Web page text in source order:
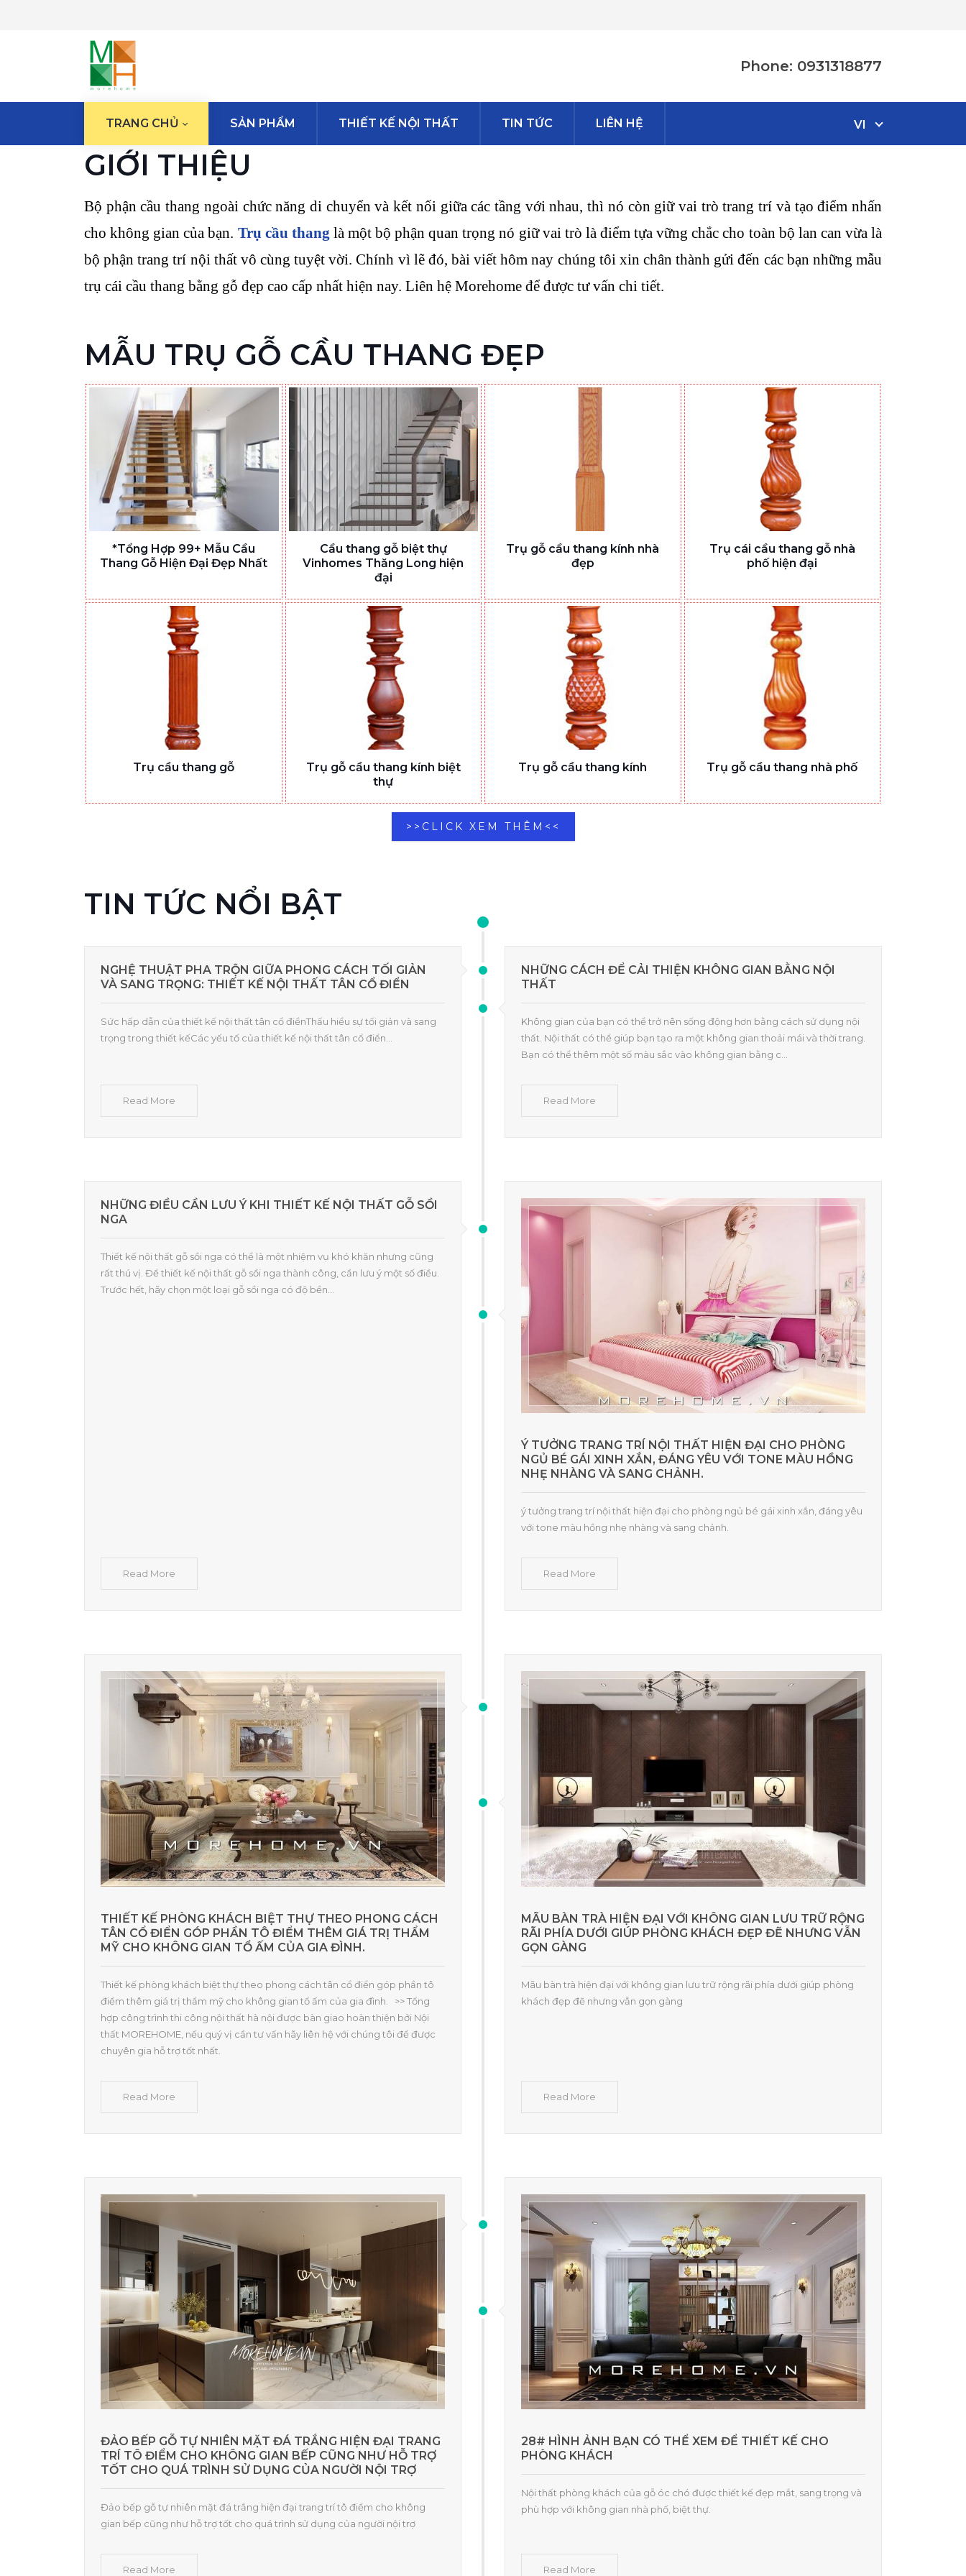
Phone: 0931318877
TRANG CHỦ SẢN PHẨM THIẾT KẾ NỘI THẤT TIN TỨC LIÊN HỆ VI
GIỚI THIỆU
Bộ phận cầu thang ngoài chức năng di chuyển và kết nối giữa các tầng với nhau, thì nó còn giữ vai trò trang trí và tạo điểm nhấn
cho không gian của bạn. Trụ cầu thang là một bộ phận quan trọng nó giữ vai trò là điểm tựa vững chắc cho toàn bộ lan can vừa là
bộ phận trang trí nội thất vô cùng tuyệt vời. Chính vì lẽ đó, bài viết hôm nay chúng tôi xin chân thành gửi đến các bạn những mẫu
trụ cái cầu thang bằng gỗ đẹp cao cấp nhất hiện nay. Liên hệ Morehome để được tư vấn chi tiết.
MẪU TRỤ GỖ CẦU THANG ĐẸP
*Tổng Hợp 99+ Mẫu Cầu
Thang Gỗ Hiện Đại Đẹp Nhất
Cầu thang gỗ biệt thự
Vinhomes Thăng Long hiện
đại
Trụ gỗ cầu thang kính nhà
đẹp
Trụ cái cầu thang gỗ nhà
phố hiện đại
Trụ cầu thang gỗ
Trụ gỗ cầu thang kính biệt
thự
Trụ gỗ cầu thang kính Trụ gỗ cầu thang nhà phố
>>CLICK XEM THÊM<<
TIN TỨC NỔI BẬT
NGHỆ THUẬT PHA TRỘN GIỮA PHONG CÁCH TỐI GIẢN
VÀ SANG TRỌNG: THIẾT KẾ NỘI THẤT TÂN CỔ ĐIỂN
Sức hấp dẫn của thiết kế nội thất tân cổ điểnThấu hiểu sự tối giản và sang
trọng trong thiết kếCác yếu tố của thiết kế nội thất tân cổ điển...
Read More
NHỮNG CÁCH ĐỂ CẢI THIỆN KHÔNG GIAN BẰNG NỘI
THẤT
Không gian của bạn có thể trở nên sống động hơn bằng cách sử dụng nội
thất. Nội thất có thể giúp bạn tạo ra một không gian thoải mái và thời trang.
Bạn có thể thêm một số màu sắc vào không gian bằng c...
Read More
NHỮNG ĐIỀU CẦN LƯU Ý KHI THIẾT KẾ NỘI THẤT GỖ SỒI
NGA
Thiết kế nội thất gỗ sồi nga có thể là một nhiệm vụ khó khăn nhưng cũng
rất thú vị. Để thiết kế nội thất gỗ sồi nga thành công, cần lưu ý một số điều.
Trước hết, hãy chọn một loại gỗ sồi nga có độ bền...
Read More
Ý TƯỞNG TRANG TRÍ NỘI THẤT HIỆN ĐẠI CHO PHÒNG
NGỦ BÉ GÁI XINH XẮN, ĐÁNG YÊU VỚI TONE MÀU HỒNG
NHẸ NHÀNG VÀ SANG CHẢNH.
ý tưởng trang trí nội thất hiện đại cho phòng ngủ bé gái xinh xắn, đáng yêu
với tone màu hồng nhẹ nhàng và sang chảnh.
Read More
THIẾT KẾ PHÒNG KHÁCH BIỆT THỰ THEO PHONG CÁCH
TÂN CỔ ĐIỂN GÓP PHẦN TÔ ĐIỂM THÊM GIÁ TRỊ THẨM
MỸ CHO KHÔNG GIAN TỔ ẤM CỦA GIA ĐÌNH.
Thiết kế phòng khách biệt thự theo phong cách tân cổ điển góp phần tô
điểm thêm giá trị thẩm mỹ cho không gian tổ ấm của gia đình. >> Tổng
hợp công trình thi công nội thất hà nội được bàn giao hoàn thiện bởi Nội
thất MOREHOME, nếu quý vị cần tư vấn hãy liên hệ với chúng tôi để được
chuyên gia hỗ trợ tốt nhất.
Read More
MÃU BÀN TRÀ HIỆN ĐẠI VỚI KHÔNG GIAN LƯU TRỮ RỘNG
RÃI PHÍA DƯỚI GIÚP PHÒNG KHÁCH ĐẸP ĐẼ NHƯNG VẪN
GỌN GÀNG
Mãu bàn trà hiện đại với không gian lưu trữ rộng rãi phía dưới giúp phòng
khách đẹp đẽ nhưng vẫn gọn gàng
Read More
ĐẢO BẾP GỖ TỰ NHIÊN MẶT ĐÁ TRẮNG HIỆN ĐẠI TRANG
TRÍ TÔ ĐIỂM CHO KHÔNG GIAN BẾP CŨNG NHƯ HỖ TRỢ
TỐT CHO QUÁ TRÌNH SỬ DỤNG CỦA NGƯỜI NỘI TRỢ
Đảo bếp gỗ tự nhiên mặt đá trắng hiện đại trang trí tô điểm cho không
gian bếp cũng như hỗ trợ tốt cho quá trình sử dụng của người nội trợ
Read More
28# HÌNH ẢNH BẠN CÓ THỂ XEM ĐỂ THIẾT KẾ CHO
PHÒNG KHÁCH
Nội thất phòng khách của gỗ óc chó được thiết kế đẹp mắt, sang trọng và
phù hợp với không gian nhà phố, biệt thự.
Read More